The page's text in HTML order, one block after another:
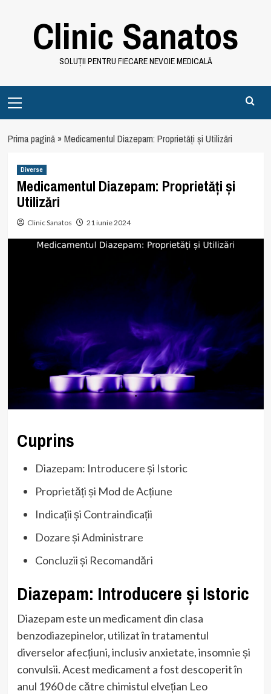
Clinic Sanatos
SOLUȚII PENTRU FIECARE NEVOIE MEDICALĂ
Menu
Prima pagină»Medicamentul Diazepam: Proprietăți și Utilizări
Diverse
Medicamentul Diazepam: Proprietăți și
Utilizări
Clinic Sanatos 21 iunie 2024
Cuprins
Diazepam: Introducere și Istoric
Proprietăți și Mod de Acțiune
Indicații și Contraindicații
Dozare și Administrare
Concluzii și Recomandări
Diazepam: Introducere și Istoric
Diazepam este un medicament din clasa
benzodiazepinelor, utilizat în tratamentul
diverselor afecțiuni, inclusiv anxietate, insomnie și
convulsii. Acest medicament a fost descoperit în
anul 1960 de către chimistul elvețian Leo